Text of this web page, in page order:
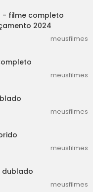
1957 <br />
uma sentença 1957
e uma sentença te
e uma senten
gratis doze ho
/>sintese do filme do
<br />doze home
<br />assistir
online gratis <br
sentença 1997
o filme doze ho
<br />doze homens
online <br />doze h
teatral <br />peç
- filme completo
2024
meusfilmes
meusfilmes
meusfilmes
meusfilmes
meusfilmes